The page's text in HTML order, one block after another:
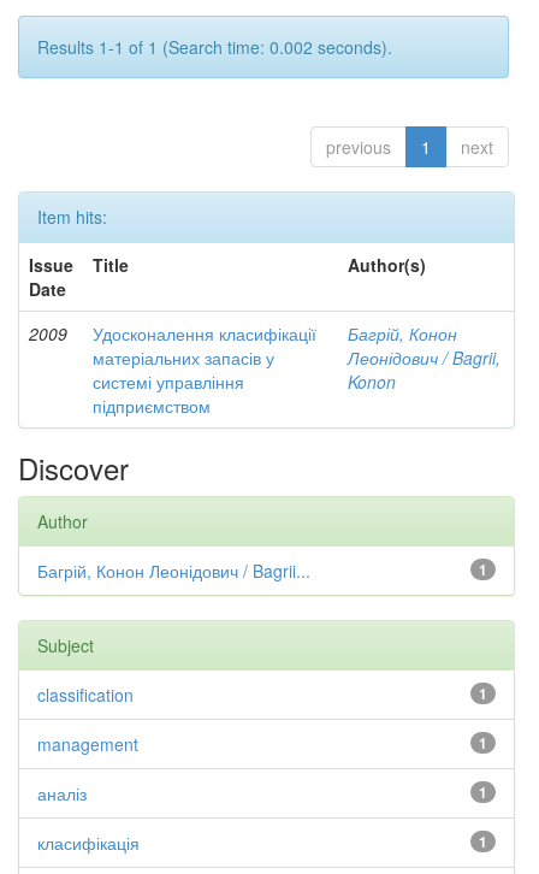
Results 1-1 of 1 (Search time: 0.002 seconds).
previous 1 next
Item hits:
Issue
Date
Title Author(s)
2009
Удосконалення класифікації
матеріальних запасів у
системі управління
підприємством
Багрій, Конон
Леонідович / Bagrii,
Konon
Discover
Author
1
Багрій, Конон Леонідович / Bagrii...
Subject
1
classification
1
management
1
аналіз
1
класифікація